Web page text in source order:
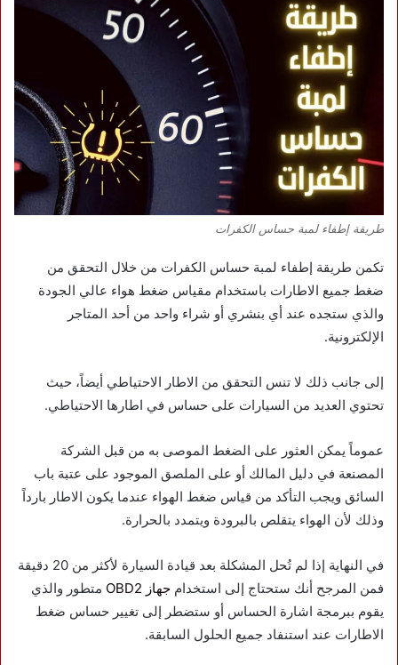
طريقة إطفاء لمبة حساس الكفرات
تكمن طريقة إطفاء لمبة حساس الكفرات من خلال التحقق من
ضغط جميع الاطارات باستخدام مقياس ضغط هواء عالي الجودة
والذي ستجده عند أي بنشري أو شراء واحد من أحد المتاجر
الإلكترونية.
إلى جانب ذلك لا تنس التحقق من الاطار الاحتياطي أيضاً، حيث
تحتوي العديد من السيارات على حساس في اطارها الاحتياطي.
عموماً يمكن العثور على الضغط الموصى به من قبل الشركة
المصنعة في دليل المالك أو على الملصق الموجود على عتبة باب
السائق ويجب التأكد من قياس ضغط الهواء عندما يكون الاطار بارداً
وذلك لأن الهواء يتقلص بالبرودة ويتمدد بالحرارة.
في النهاية إذا لم تُحل المشكلة بعد قيادة السيارة لأكثر من 20 دقيقة
فمن المرجح أنك ستحتاج إلى استخدام جهاز OBD2
متطور والذي
يقوم ببرمجة اشارة الحساس أو ستضطر إلى تغيير حساس ضغط
الاطارات عند استنفاد جميع الحلول السابقة.